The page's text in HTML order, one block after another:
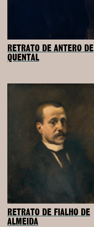
RETRATO DE ANTERO DE
QUENTAL
RETRATO DE FIALHO DE
ALMEIDA